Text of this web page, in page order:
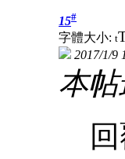
15#
字體大小: t
2017/1/9
本帖